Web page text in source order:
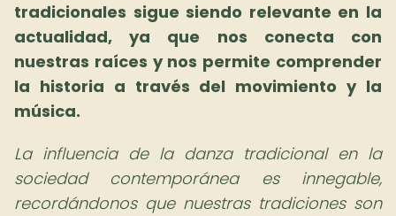
tradicionales sigue siendo relevante en la
actualidad, ya que nos conecta con
nuestras raíces y nos permite comprender
la historia a través del movimiento y la
música.
La influencia de la danza tradicional en la
sociedad contemporánea es innegable,
recordándonos que nuestras tradiciones son